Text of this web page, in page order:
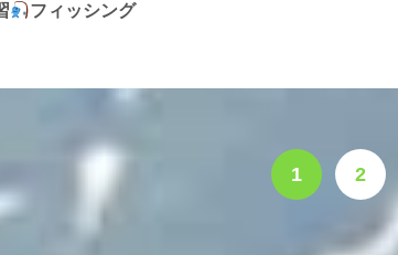
フィッシング
1 2